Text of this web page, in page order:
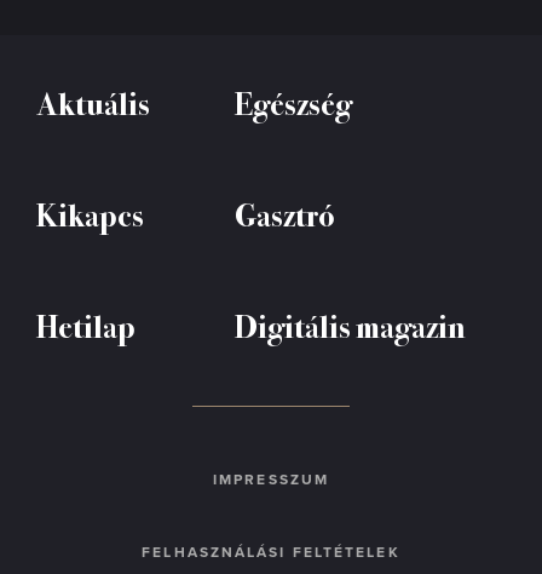
Aktuális Egészség
Kikapcs Gasztró
Hetilap Digitális magazin
IMPRESSZUM
FELHASZNÁLÁSI FELTÉTELEK